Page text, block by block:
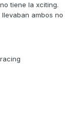
tiene la xciting.
ambos no